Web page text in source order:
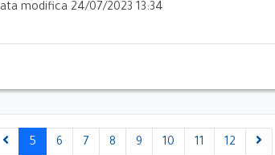
modifica 24/07/2023 13:34
5 6 7 8 9 10 11 12